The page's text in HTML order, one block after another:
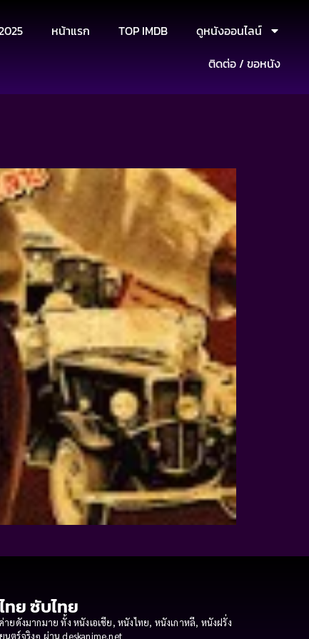
หน้าแรก TOP IMDB
ดูหนังออนไลน์
ติดต่อ / ขอหนัง
ทย ซับไทย
ดังมากมาย ทั้ง หนังเอเชีย, หนังไทย, หนังเกาหลี, หนังฝรั่ง
ตร์จริงๆ ผ่าน deskanime.net